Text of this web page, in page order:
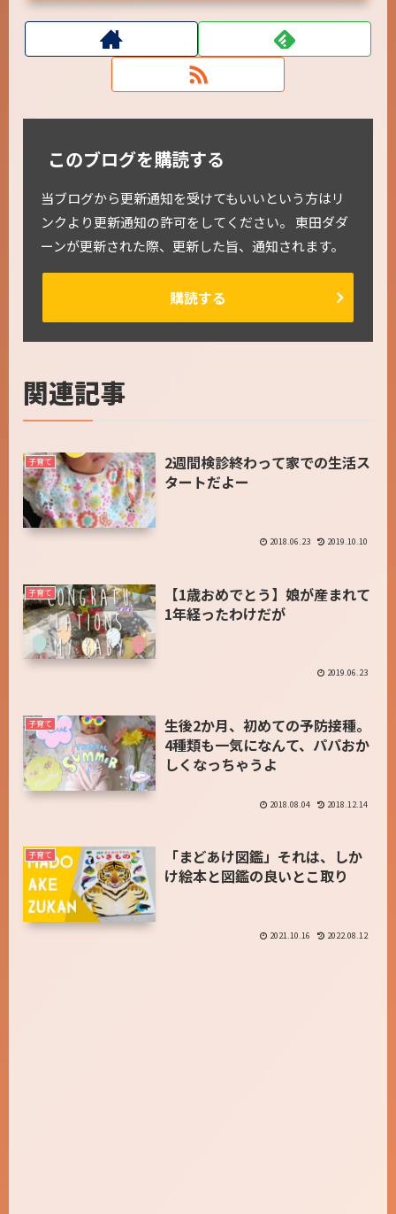
このブログを購読する
当ブログから更新通知を受けてもいいという方はリ
ンクより更新通知の許可をしてください。 東田ダダ
ーンが更新された際、更新した旨、通知されます。
購読する
関連記事
子育て
2週間検診終わって家での生活ス
タートだよー
2018.06.23 2019.10.10
子育て
【1歳おめでとう】娘が産まれて
1年経ったわけだが
2019.06.23
子育て
生後2か月、初めての予防接種。
4種類も一気になんて、パパおか
しくなっちゃうよ
2018.08.04 2018.12.14
子育て
「まどあけ図鑑」それは、しか
け絵本と図鑑の良いとこ取り
2021.10.16 2022.08.12